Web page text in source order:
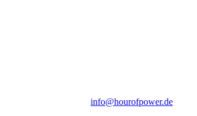
info@hourofpower.de